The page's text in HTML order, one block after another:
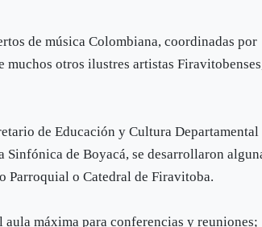
de música Colombiana, coordinadas por
otros ilustres artistas
de Educación y Cultura Departamental
de Boyacá, se desarrollaron
Parroquial o Catedral de Firavitoba.
máxima para conferencias y reuniones;